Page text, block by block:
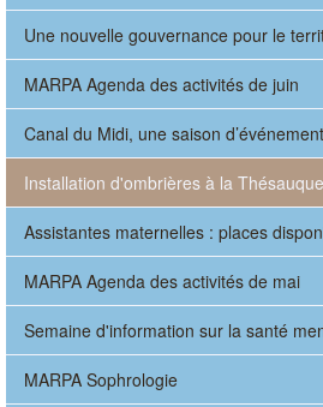
Une nouvelle gouvernance pour le
MARPA Agenda des activités de juin
Canal du Midi, une saison
Installation d'ombrières à la Thésauque
Assistantes maternelles : places
MARPA Agenda des activités de mai
Semaine d'information sur la santé
MARPA Sophrologie